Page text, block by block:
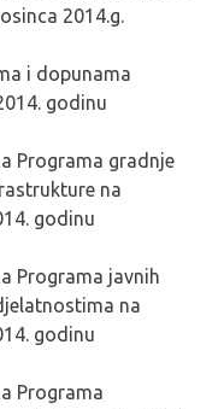
2014.g.
i dopunama
godinu
Programa gradnje
na
godinu
Programa javnih
na
godinu
Programa